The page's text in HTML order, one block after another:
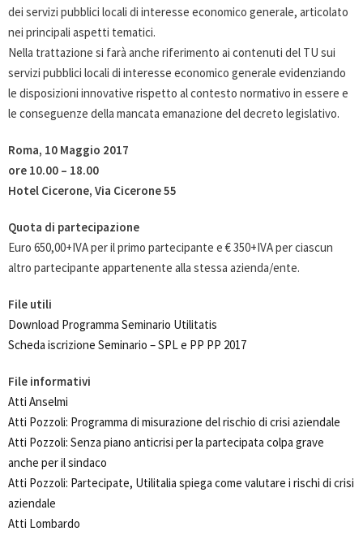
dei servizi pubblici locali di interesse economico generale, articolato
nei principali aspetti tematici.
Nella trattazione si farà anche riferimento ai contenuti del TU sui
servizi pubblici locali di interesse economico generale evidenziando
le disposizioni innovative rispetto al contesto normativo in essere e
le conseguenze della mancata emanazione del decreto legislativo.
Roma, 10 Maggio 2017
ore 10.00 – 18.00
Hotel Cicerone, Via Cicerone 55
Quota di partecipazione
Euro 650,00+IVA per il primo partecipante e € 350+IVA per ciascun
altro partecipante appartenente alla stessa azienda/ente.
File utili
Download Programma Seminario Utilitatis
Scheda iscrizione Seminario – SPL e PP PP 2017
File informativi
Atti Anselmi
Atti Pozzoli: Programma di misurazione del rischio di crisi aziendale
Atti Pozzoli: Senza piano anticrisi per la partecipata colpa grave
anche per il sindaco
Atti Pozzoli: Partecipate, Utilitalia spiega come valutare i rischi di crisi
aziendale
Atti Lombardo